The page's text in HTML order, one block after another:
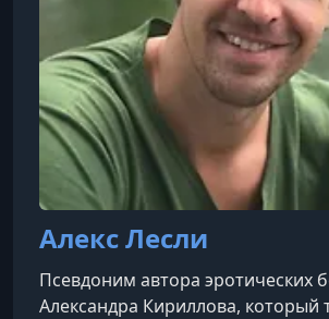
Алекс Лесли
Псевдоним автора эротических
Александра Кириллова, который